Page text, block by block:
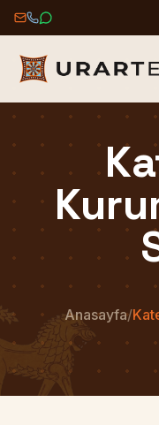
ANASAYFA
HAKKIMIZDA
HIZMETLER
ÜRÜNLER
BLOG
İLETIŞIM
Anasayfa/